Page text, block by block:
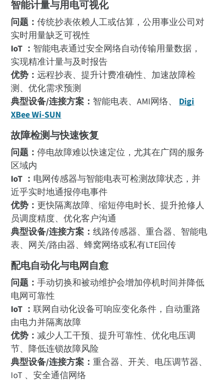
智能计量与用电可视化
问题：传统抄表依赖人工或估算，公用事业公司对
实时用量缺乏可视性
IoT ： 智能电表通过安全网络自动传输用量数据，
实现精准计量与及时报告
优势：远程抄表、提升计费准确性、加速故障检
测、优化需求预测
典型设备/连接方案： 智能电表、AMI网络、 Digi
XBee Wi-SUN
故障检测与快速恢复
问题：停电故障难以快速定位，尤其在广阔的服务
区域内
IoT ： 电网传感器与智能电表可检测故障状态，并
近乎实时地通报停电事件
优势： 更快隔离故障、缩短停电时长、提升抢修人
员调度精度、优化客户沟通
典型设备/连接方案：线路传感器、重合器、智能电
表、网关/路由器、蜂窝网络或私有LTE回传
配电自动化与电网自愈
问题：手动切换和被动维护会增加停机时间并降低
电网可靠性
IoT ：联网自动化设备可响应变化条件，自动重路
由电力并隔离故障
优势：减少人工干预、提升可靠性、优化电压调
节、降低连锁故障风险
典型设备/连接方案：重合器、开关、电压调节器、
IoT 、安全通信网络